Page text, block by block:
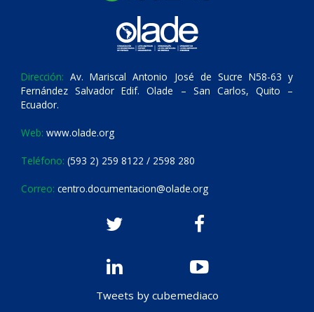
Dirección: Av. Mariscal Antonio José de Sucre N58-63 y
Fernández Salvador Edif. Olade – San Carlos, Quito –
Ecuador.
Web: www.olade.org
Teléfono: (593 2) 259 8122 / 2598 280
Correo: centro.documentacion@olade.org
Tweets by cubemediaco